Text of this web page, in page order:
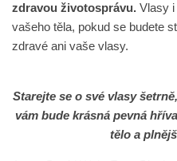
zdravou životosprávu. Vlasy
vašeho těla, pokud se budete
zdravé ani vaše vlasy.
Starejte se o své vlasy
vám bude krásná pevná
tělo a